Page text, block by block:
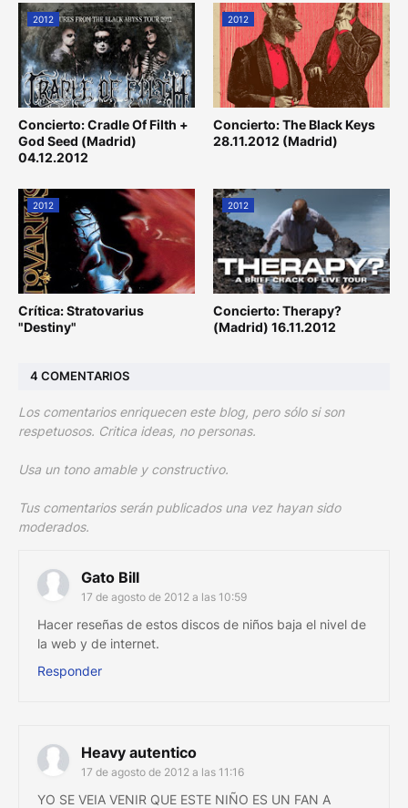
2012
Concierto: Cradle Of Filth +
God Seed (Madrid)
04.12.2012
2012
Concierto: The Black Keys
28.11.2012 (Madrid)
2012
Crítica: Stratovarius
"Destiny"
2012
Concierto: Therapy?
(Madrid) 16.11.2012
4 COMENTARIOS
Los comentarios enriquecen este blog, pero sólo si son
respetuosos. Critica ideas, no personas.
Usa un tono amable y constructivo.
Tus comentarios serán publicados una vez hayan sido
moderados.
Gato Bill
17 de agosto de 2012 a las 10:59
Hacer reseñas de estos discos de niños baja el nivel de
la web y de internet.
Responder
Heavy autentico
17 de agosto de 2012 a las 11:16
YO SE VEIA VENIR QUE ESTE NIÑO ES UN FAN A